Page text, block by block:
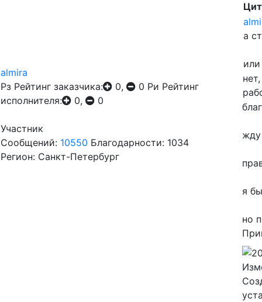
almira
Рз Рейтинг заказчика: 0, 0 Ри Рейтинг
исполнителя:
0, 0
Участник
Сообщений: 10550 Благодарности: 1034
Регион: Санкт-Петербург
а
жду
я
но